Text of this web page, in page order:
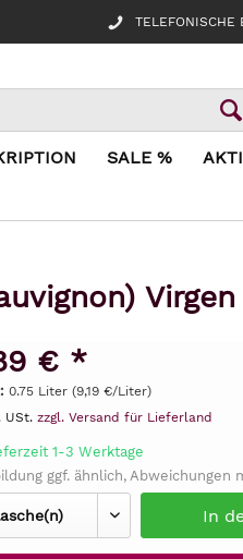
TELEFONISCHE
SALE %
€ *
0.75 Liter (9,19 €/Liter)
USt. zzgl. Versand für Lieferland
1-3 Werktage
ggf. ähnlich, Abweichungen
In